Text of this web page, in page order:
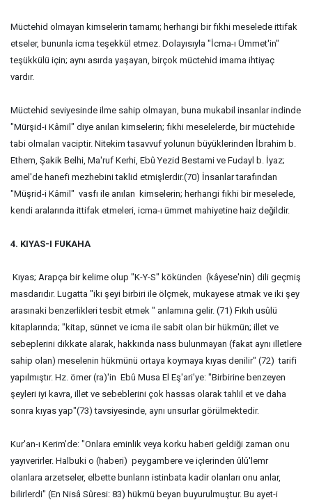
Müctehid olmayan kimselerin tamamı; herhangi bir fıkhi meselede ittifak
etseler, bununla icma teşekkül etmez. Dolayısıyla "İcma-ı Ümmet'in"
teşükkülü için; aynı asırda yaşayan, birçok müctehid imama ihtiyaç
vardır.
Müctehid seviyesinde ilme sahip olmayan, buna mukabil insanlar indinde
"Mürşid-i Kâmil" diye anılan kimselerin; fıkhi meselelerde, bir müctehide
tabi olmaları vaciptir. Nitekim tasavvuf yolunun büyüklerinden İbrahim b.
Ethem, Şakik Belhi, Ma'ruf Kerhi, Ebû Yezid Bestami ve Fudayl b. İyaz;
amel'de hanefi mezhebini taklid etmişlerdir.(70) İnsanlar tarafından
"Müşrid-i Kâmil" vasfı ile anılan kimselerin; herhangi fıkhi bir meselede,
kendi aralarında ittifak etmeleri, icma-ı ümmet mahiyetine haiz değildir.
4. KIYAS-I FUKAHA
Kıyas; Arapça bir kelime olup "K-Y-S" kökünden (kâyese'nin) dili geçmiş
masdarıdır. Lugatta "iki şeyi birbiri ile ölçmek, mukayese atmak ve iki şey
arasınaki benzerlikleri tesbit etmek " anlamına gelir. (71) Fıkıh usûlü
kitaplarında; "kitap, sünnet ve icma ile sabit olan bir hükmün; illet ve
sebeplerini dikkate alarak, hakkında nass bulunmayan (fakat aynı illetlere
sahip olan) meselenin hükmünü ortaya koymaya kıyas denilir" (72) tarifi
yapılmıştır. Hz. ömer (ra)'in Ebû Musa El Eş'ari'ye: "Birbirine benzeyen
şeyleri iyi kavra, illet ve sebeblerini çok hassas olarak tahlil et ve daha
sonra kıyas yap"(73) tavsiyesinde, aynı unsurlar görülmektedir.
Kur'an-ı Kerim'de: "Onlara eminlik veya korku haberi geldiği zaman onu
yayıverirler. Halbuki o (haberi) peygambere ve içlerinden ûlû'lemr
olanlara arzetseler, elbette bunların istinbata kadir olanları onu anlar,
bilirlerdi" (En Nisâ Sûresi: 83) hükmü beyan buyurulmuştur. Bu ayet-i